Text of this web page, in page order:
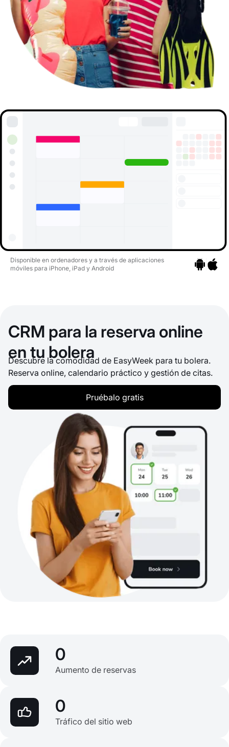
Disponible en ordenadores y a través de aplicaciones
móviles para iPhone, iPad y Android
CRM para la reserva online
en tu bolera
Descubre la comodidad de EasyWeek para tu bolera.
Reserva online, calendario práctico y gestión de citas.
Pruébalo gratis
0
Aumento de reservas
0
Tráfico del sitio web